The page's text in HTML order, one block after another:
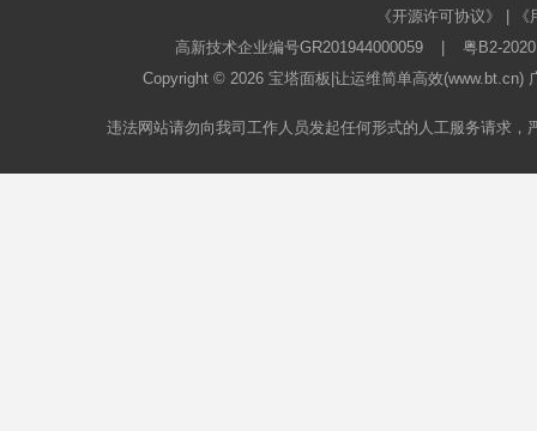
《开源许可协议》
高新技术企业编号GR201944000059
粤B2-
Copyright © 2026 宝塔面板 |让运维简单高效
违法网站请勿向我司工作人员发起任何形式的人工服务请求，